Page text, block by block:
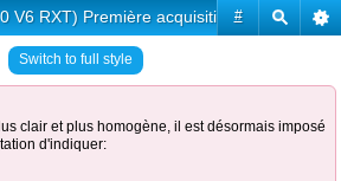
#
V6 RXT) Première acquisition
Switch to full style
clair et plus homogène, il est désormais imposé
d'indiquer: